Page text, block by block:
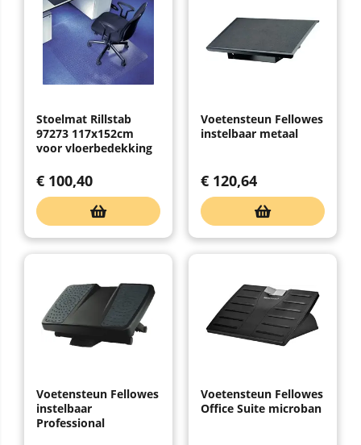
Stoelmat Rillstab
97273 117x152cm
voor vloerbedekking
€ 100,40
Voetensteun Fellowes
instelbaar metaal
€ 120,64
Voetensteun Fellowes
instelbaar
Professional
Voetensteun Fellowes
Office Suite microban